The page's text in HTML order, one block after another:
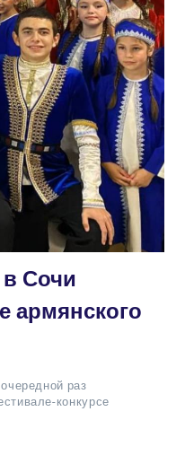
Сочи
армянского
раз
конкурсе